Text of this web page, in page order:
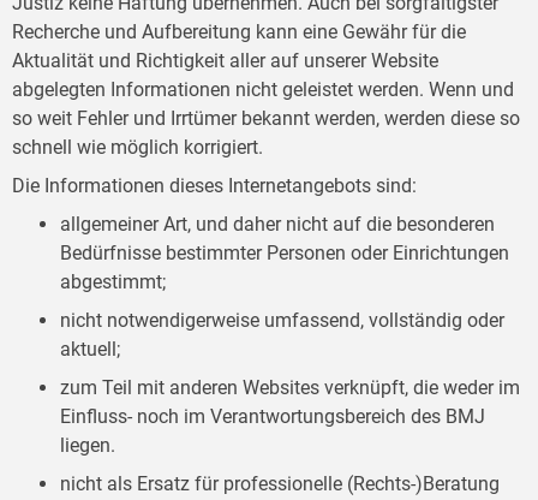
Recherche und Aufbereitung kann eine Gewähr für die
Aktualität und Richtigkeit aller auf unserer Website
abgelegten Informationen nicht geleistet werden. Wenn und
so weit Fehler und Irrtümer bekannt werden, werden diese so
schnell wie möglich korrigiert.
Die Informationen dieses Internetangebots sind:
allgemeiner Art, und daher nicht auf die besonderen
Bedürfnisse bestimmter Personen oder Einrichtungen
abgestimmt;
nicht notwendigerweise umfassend, vollständig oder
aktuell;
zum Teil mit anderen Websites verknüpft, die weder im
Einfluss- noch im Verantwortungsbereich des BMJ
liegen.
nicht als Ersatz für professionelle (Rechts-)Beratung